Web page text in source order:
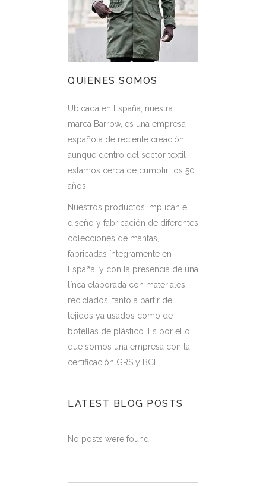
QUIENES SOMOS
Ubicada en España, nuestra
marca Barrow, es una empresa
española de reciente creación,
aunque dentro del sector textil
estamos cerca de cumplir los 50
años.
Nuestros productos implican el
diseño y fabricación de diferentes
colecciones de mantas,
fabricadas íntegramente en
España, y con la presencia de una
línea elaborada con materiales
reciclados, tanto a partir de
tejidos ya usados como de
botellas de plástico. Es por ello
que somos una empresa con la
certificación GRS y BCI.
LATEST BLOG POSTS
No posts were found.